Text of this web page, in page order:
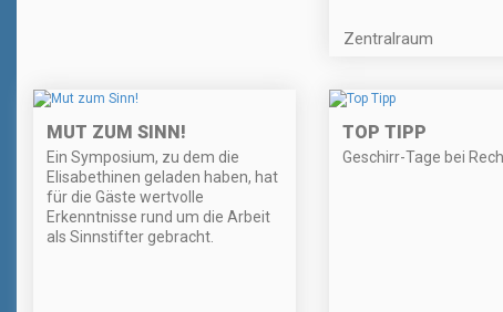
Zentralraum
MUT ZUM SINN!
Ein Symposium, zu dem die
Elisabethinen geladen haben, hat
für die Gäste wertvolle
Erkenntnisse rund um die Arbeit
als Sinnstifter gebracht.
TOP TIPP
Geschirr-Tage bei